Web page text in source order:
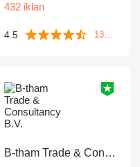
432 iklan
4.5 135 ulasan
B-tham Trade & Consultancy B.V.